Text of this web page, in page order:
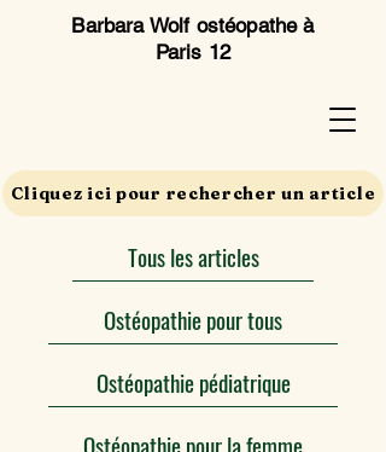
Barbara Wolf ostéopathe à
Paris 12
Cliquez ici pour rechercher un article
Tous les articles
Ostéopathie pour tous
Ostéopathie pédiatrique
Ostéopathie pour la femme